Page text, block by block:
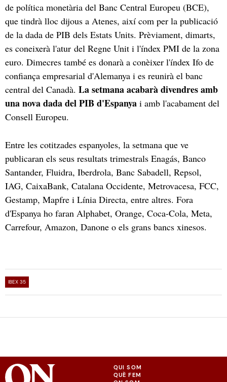
de política monetària del Banc Central Europeu (BCE),
que tindrà lloc dijous a Atenes, així com per la publicació
de la dada de PIB dels Estats Units. Prèviament, dimarts,
es coneixerà l'atur del Regne Unit i l'índex PMI de la zona
euro. Dimecres també es donarà a conèixer l'índex Ifo de
confiança empresarial d'Alemanya i es reunirà el banc
central del Canadà. La setmana acabarà divendres amb
una nova dada del PIB d'Espanya i amb l'acabament del
Consell Europeu.
Entre les cotitzades espanyoles, la setmana que ve
publicaran els seus resultats trimestrals Enagás, Banco
Santander, Fluidra, Iberdrola, Banc Sabadell, Repsol,
IAG, CaixaBank, Catalana Occidente, Metrovacesa, FCC,
Gestamp, Mapfre i Línia Directa, entre altres. Fora
d'Espanya ho faran Alphabet, Orange, Coca-Cola, Meta,
Carrefour, Amazon, Danone o els grans bancs xinesos.
IBEX 35
QUI SOM
QUÈ FEM